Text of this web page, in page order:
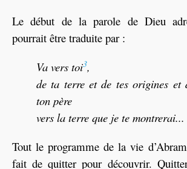
Le début de la parole de Dieu
pourrait être traduite par :
Va vers toi3,
de ta terre et de tes origines et
ton père
vers la terre que je te montrerai...
Tout le programme de la vie
fait de quitter pour découvrir.